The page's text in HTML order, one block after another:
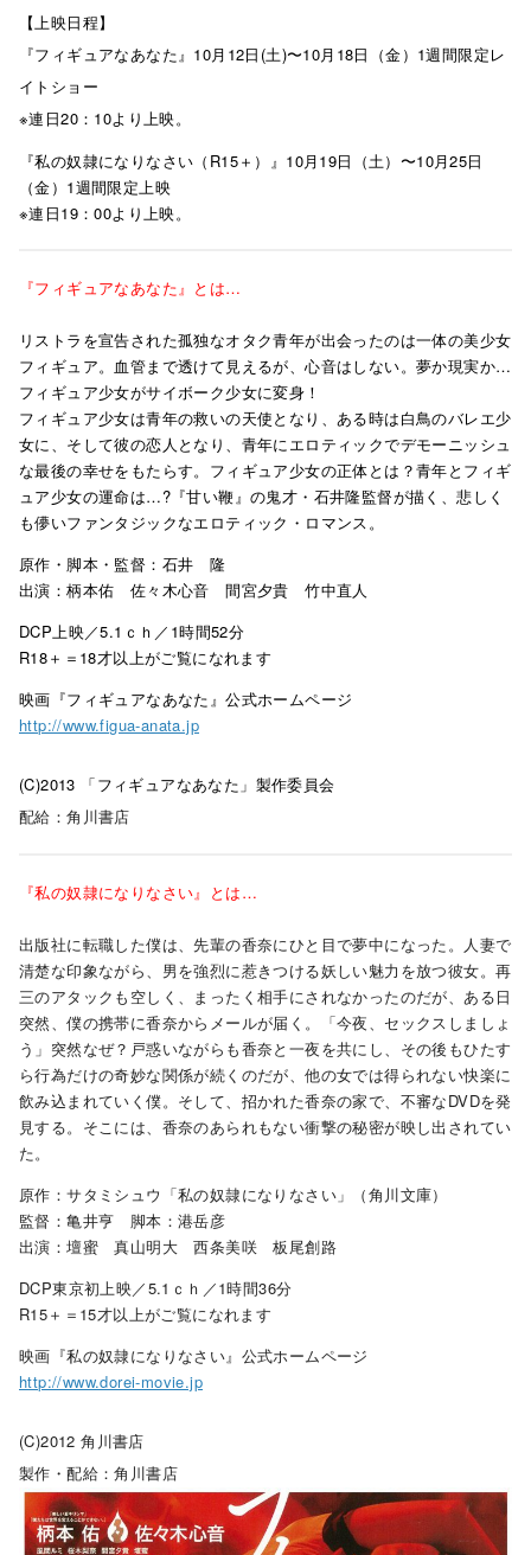
【上映日程】
『フィギュアなあなた』10月12日(土)〜10月18日（金）1週間限定レ
イトショー
※連日20：10より上映。
『私の奴隷になりなさい（R15＋）』10月19日（土）〜10月25日
（金）1週間限定上映
※連日19：00より上映。
『フィギュアなあなた』とは…
リストラを宣告された孤独なオタク青年が出会ったのは一体の美少女
フィギュア。血管まで透けて見えるが、心音はしない。夢か現実か…
フィギュア少女がサイボーク少女に変身！
フィギュア少女は青年の救いの天使となり、ある時は白鳥のバレエ少
女に、そして彼の恋人となり、青年にエロティックでデモーニッシュ
な最後の幸せをもたらす。フィギュア少女の正体とは？青年とフィギ
ュア少女の運命は…?『甘い鞭』の鬼才・石井隆監督が描く、悲しく
も儚いファンタジックなエロティック・ロマンス。
原作・脚本・監督：石井 隆
出演：柄本佑 佐々木心音 間宮夕貴 竹中直人
DCP上映／5.1ｃｈ／1時間52分
R18＋＝18才以上がご覧になれます
映画『フィギュアなあなた』公式ホームページ
http://www.figua-anata.jp
(C)2013 「フィギュアなあなた」製作委員会
配給：角川書店
『私の奴隷になりなさい』とは…
出版社に転職した僕は、先輩の香奈にひと目で夢中になった。人妻で
清楚な印象ながら、男を強烈に惹きつける妖しい魅力を放つ彼女。再
三のアタックも空しく、まったく相手にされなかったのだが、ある日
突然、僕の携帯に香奈からメールが届く。「今夜、セックスしましょ
う」突然なぜ？戸惑いながらも香奈と一夜を共にし、その後もひたす
ら行為だけの奇妙な関係が続くのだが、他の女では得られない快楽に
飲み込まれていく僕。そして、招かれた香奈の家で、不審なDVDを発
見する。そこには、香奈のあられもない衝撃の秘密が映し出されてい
た。
原作：サタミシュウ「私の奴隷になりなさい」（角川文庫）
監督：亀井亨 脚本：港岳彦
出演：壇蜜 真山明大 西条美咲 板尾創路
DCP東京初上映／5.1ｃｈ／1時間36分
R15＋＝15才以上がご覧になれます
映画『私の奴隷になりなさい』公式ホームページ
http://www.dorei-movie.jp
(C)2012 角川書店
製作・配給：角川書店